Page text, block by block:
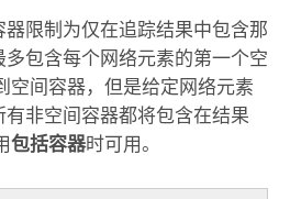
限制为仅在追踪结果中包含那
包含每个网络元素的第一个空
空间容器，但是给定网络元素
非空间容器都将包含在结果
包括容器时可用。